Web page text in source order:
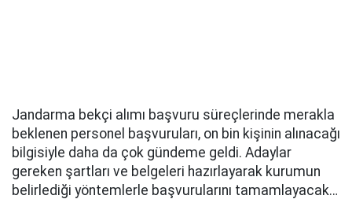
Jandarma bekçi alımı başvuru süreçlerinde merakla
beklenen personel başvuruları, on bin kişinin alınacağı
bilgisiyle daha da çok gündeme geldi. Adaylar
gereken şartları ve belgeleri hazırlayarak kurumun
belirlediği yöntemlerle başvurularını tamamlayacak…